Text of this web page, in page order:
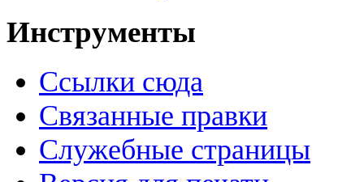
Инструменты
Ссылки сюда
Связанные правки
Служебные страницы